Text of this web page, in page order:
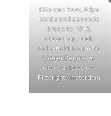
Otto van Rees, Adya
bordurend aan rode
broderie, 1910,
olieverf op doek.
Collectie Museum De
Wieger Deurne. ©
Otto van Rees c/o
Pictoright Amsterdam